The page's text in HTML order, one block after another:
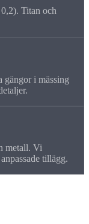
Titan och
gängor i mässing
metall. Vi
tillägg.